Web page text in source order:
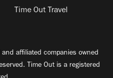
Time Out Travel
affiliated companies owned
Time Out is a registered